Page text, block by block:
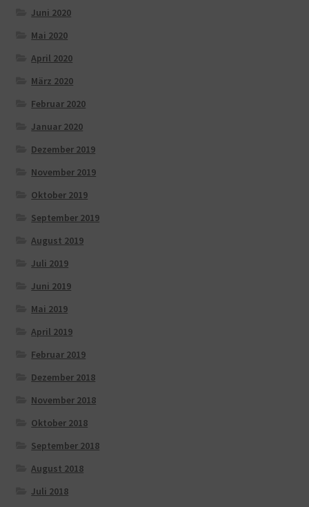
Juni 2020
Mai 2020
April 2020
März 2020
Februar 2020
Januar 2020
Dezember 2019
November 2019
Oktober 2019
September 2019
August 2019
Juli 2019
Juni 2019
Mai 2019
April 2019
Februar 2019
Dezember 2018
November 2018
Oktober 2018
September 2018
August 2018
Juli 2018